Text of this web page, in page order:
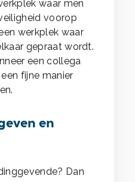
waar men
voorop
werkplek waar
gepraat wordt.
een collega
fijne manier
en
Dan